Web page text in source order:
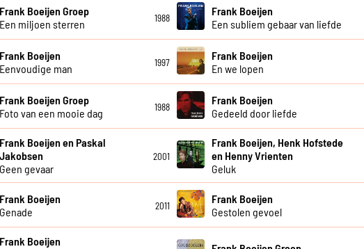
Frank Boeijen Groep
Een miljoen sterren
1988
Frank Boeijen
Een subliem gebaar van liefde
Frank Boeijen
Eenvoudige man
1997
Frank Boeijen
En we lopen
Frank Boeijen Groep
Foto van een mooie dag
1988
Frank Boeijen
Gedeeld door liefde
Frank Boeijen en Paskal
Jakobsen
Geen gevaar
2001
Frank Boeijen, Henk Hofstede
en Henny Vrienten
Geluk
Frank Boeijen
Genade
2011
Frank Boeijen
Gestolen gevoel
Frank Boeijen